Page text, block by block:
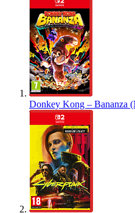
Donkey Kong – Bananza